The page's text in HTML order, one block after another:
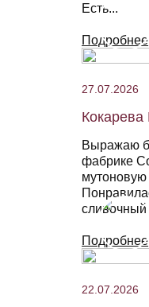
Есть...
Подробнее
27.07.2026
Выражаю
фабрике
мутоновую
сливочный
Подробнее
22.07.2026